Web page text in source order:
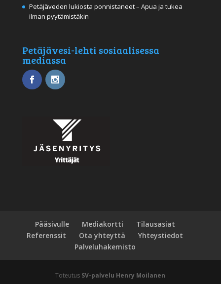
Petäjäveden lukiosta ponnistaneet – Apua ja tukea
ilman pyytämistäkin
Petäjävesi-lehti sosiaalisessa
mediassa
Pääsivulle Mediakortti
Tilausasiat
Referenssit
Ota yhteyttä
Yhteystiedot
Palveluhakemisto
Toteutus SV-palvelu Henry Moilanen